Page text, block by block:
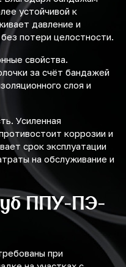
устойчивой к
давление и
потери целостности.
свойства.
за счёт бандажей
слоя и
Усиленная
коррозии и
срок эксплуатации
на обслуживание и
ППУ-ПЭ-
при